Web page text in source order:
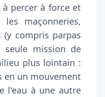
percer à force et
les maçonneries,
(y compris parpas
mission de
plus lointain :
en un mouvement
l'eau à une autre